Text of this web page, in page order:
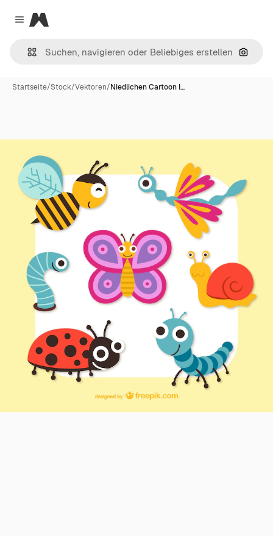
Close menu
Magnific
Nach
Startseite/Stock/Vektoren/Niedlichen Cartoon I…